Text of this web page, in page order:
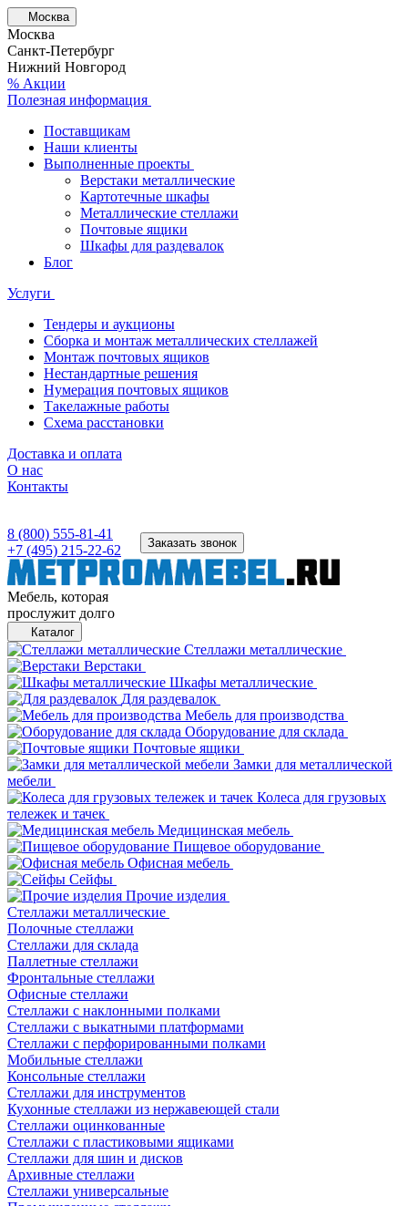
Москва
Москва
Санкт-Петербург
Нижний Новгород
% Акции
Полезная информация
Поставщикам
Наши клиенты
Выполненные проекты
Верстаки металлические
Картотечные шкафы
Металлические стеллажи
Почтовые ящики
Шкафы для раздевалок
Блог
Услуги
Тендеры и аукционы
Сборка и монтаж металлических стеллажей
Монтаж почтовых ящиков
Нестандартные решения
Нумерация почтовых ящиков
Такелажные работы
Схема расстановки
Доставка и оплата
О нас
Контакты
8 (800) 555-81-41
+7 (495) 215-22-62
Заказать звонок
Мебель, которая
прослужит долго
Каталог
Стеллажи металлические
Верстаки
Шкафы металлические
Для раздевалок
Мебель для производства
Оборудование для склада
Почтовые ящики
Замки для металлической
мебели
Колеса для грузовых
тележек и тачек
Медицинская мебель
Пищевое оборудование
Офисная мебель
Сейфы
Прочие изделия
Стеллажи металлические
Полочные стеллажи
Стеллажи для склада
Паллетные стеллажи
Фронтальные стеллажи
Офисные стеллажи
Стеллажи с наклонными полками
Стеллажи с выкатными платформами
Стеллажи с перфорированными полками
Мобильные стеллажи
Консольные стеллажи
Стеллажи для инструментов
Кухонные стеллажи из нержавеющей стали
Стеллажи оцинкованные
Стеллажи с пластиковыми ящиками
Стеллажи для шин и дисков
Архивные стеллажи
Стеллажи универсальные